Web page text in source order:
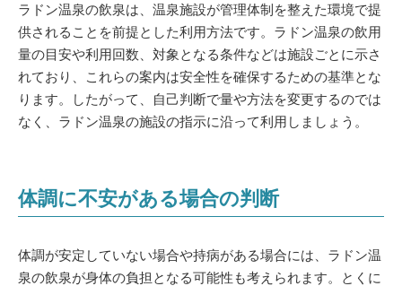
ラドン温泉の飲泉は、温泉施設が管理体制を整えた環境で提
供されることを前提とした利用方法です。ラドン温泉の飲用
量の目安や利用回数、対象となる条件などは施設ごとに示さ
れており、これらの案内は安全性を確保するための基準とな
ります。したがって、自己判断で量や方法を変更するのでは
なく、ラドン温泉の施設の指示に沿って利用しましょう。
体調に不安がある場合の判断
体調が安定していない場合や持病がある場合には、ラドン温
泉の飲泉が身体の負担となる可能性も考えられます。とくに